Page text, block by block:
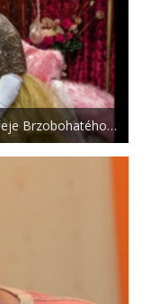
Brzobohatého…